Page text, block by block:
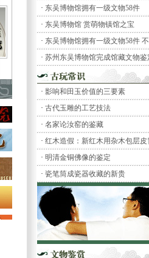
· 东吴博物馆拥有一级文物58件
· 东吴博物馆 赏萌物镇馆之宝
· 东吴博物馆拥有一级文物58件
· 苏州东吴博物馆完成馆藏文物鉴
· 影响和田玉价值的三要素
· 古代玉雕的工艺技法
· 名家论汝窑的鉴藏
· 红木造假：新红木用杂木包层
· 明清金铜佛像的鉴定
· 瓷笔筒成瓷器收藏的新贵